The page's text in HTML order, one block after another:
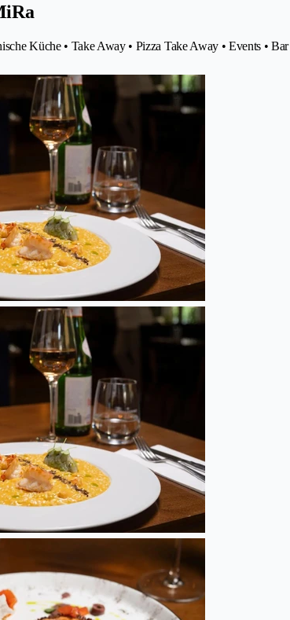
Küche • Take Away • Pizza Take Away • Events • Bar